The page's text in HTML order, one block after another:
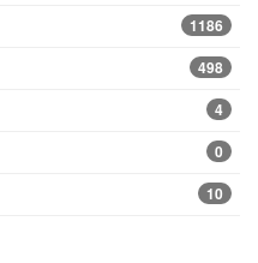
1186
498
4
0
10